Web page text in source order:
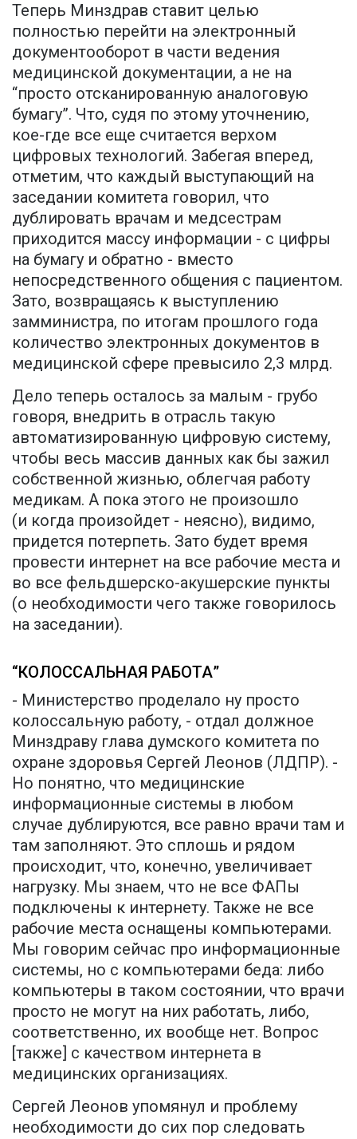
Теперь Минздрав ставит целью
полностью перейти на электронный
документооборот в части ведения
медицинской документации, а не на
“просто отсканированную аналоговую
бумагу”. Что, судя по этому уточнению,
кое-где все еще считается верхом
цифровых технологий. Забегая вперед,
отметим, что каждый выступающий на
заседании комитета говорил, что
дублировать врачам и медсестрам
приходится массу информации - с цифры
на бумагу и обратно - вместо
непосредственного общения с пациентом.
Зато, возвращаясь к выступлению
замминистра, по итогам прошлого года
количество электронных документов в
медицинской сфере превысило 2,3 млрд.
Дело теперь осталось за малым - грубо
говоря, внедрить в отрасль такую
автоматизированную цифровую систему,
чтобы весь массив данных как бы зажил
собственной жизнью, облегчая работу
медикам. А пока этого не произошло
(и когда произойдет - неясно), видимо,
придется потерпеть. Зато будет время
провести интернет на все рабочие места и
во все фельдшерско-акушерские пункты
(о необходимости чего также говорилось
на заседании).
“КОЛОССАЛЬНАЯ РАБОТА”
- Министерство проделало ну просто
колоссальную работу, - отдал должное
Минздраву глава думского комитета по
охране здоровья Сергей Леонов (ЛДПР). -
Но понятно, что медицинские
информационные системы в любом
случае дублируются, все равно врачи там и
там заполняют. Это сплошь и рядом
происходит, что, конечно, увеличивает
нагрузку. Мы знаем, что не все ФАПы
подключены к интернету. Также не все
рабочие места оснащены компьютерами.
Мы говорим сейчас про информационные
системы, но с компьютерами беда: либо
компьютеры в таком состоянии, что врачи
просто не могут на них работать, либо,
соответственно, их вообще нет. Вопрос
[также] с качеством интернета в
медицинских организациях.
Сергей Леонов упомянул и проблему
необходимости до сих пор следовать